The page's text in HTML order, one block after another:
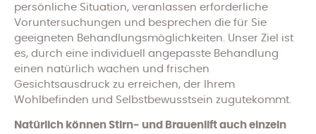
persönliche Situation, veranlassen erforderliche
Voruntersuchungen und besprechen die für Sie
geeigneten Behandlungsmöglichkeiten. Unser Ziel ist
es, durch eine individuell angepasste Behandlung
einen natürlich wachen und frischen
Gesichtsausdruck zu erreichen, der Ihrem
Wohlbefinden und Selbstbewusstsein zugutekommt.
Natürlich können Stirn- und Brauenlift auch einzeln